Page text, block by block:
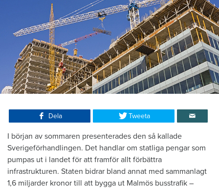
Dela Tweeta
I början av sommaren presenterades den så kallade
Sverigeförhandlingen. Det handlar om statliga pengar som
pumpas ut i landet för att framför allt förbättra
infrastrukturen. Staten bidrar bland annat med sammanlagt
1,6 miljarder kronor till att bygga ut Malmös busstrafik –